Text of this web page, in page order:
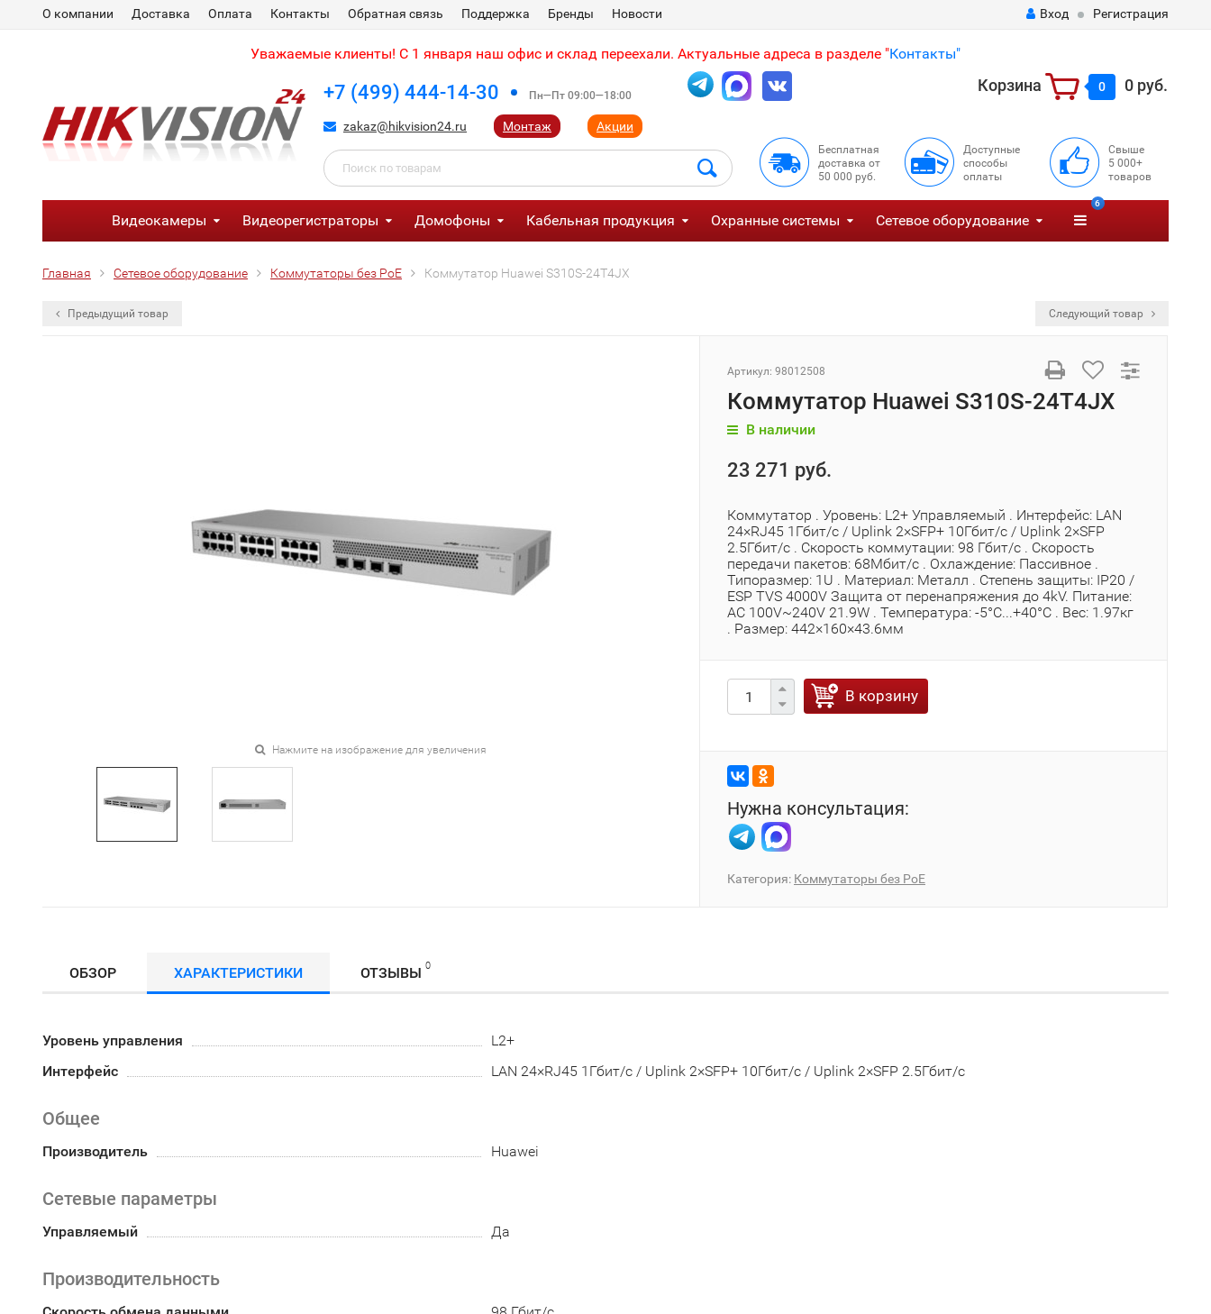
О компании Доставка Оплата Контакты Обратная связь Поддержка Бренды Новости Вход Регистрация
Уважаемые клиенты! С 1 января наш офис и склад переехали. Актуальные адреса в разделе "Контакты"
+7 (499) 444-14-30 Пн—Пт 09:00—18:00
zakaz@hikvision24.ru Монтаж Акции
Корзина 0 0 руб.
Бесплатная
доставка от
50 000 руб.
Доступные
способы
оплаты
Свыше
5 000+
товаров
Видеокамеры Видеорегистраторы Домофоны Кабельная продукция Охранные системы Сетевое оборудование
6
Главная Сетевое оборудование Коммутаторы без PoE Коммутатор Huawei S310S-24T4JX
Предыдущий товар Следующий товар
Нажмите на изображение для увеличения
Артикул: 98012508
Коммутатор Huawei S310S-24T4JX
В наличии
23 271 руб.
Коммутатор . Уровень: L2+ Управляемый . Интерфейс: LAN
24×RJ45 1Гбит/с / Uplink 2×SFP+ 10Гбит/с / Uplink 2×SFP
2.5Гбит/с . Скорость коммутации: 98 Гбит/с . Скорость
передачи пакетов: 68Мбит/с . Охлаждение: Пассивное .
Типоразмер: 1U . Материал: Металл . Степень защиты: IP20 /
ESP TVS 4000V Защита от перенапряжения до 4kV. Питание:
AC 100V~240V 21.9W . Температура: -5°C...+40°C . Вес: 1.97кг
. Размер: 442×160×43.6мм
В корзину
Нужна консультация:
Категория: Коммутаторы без PoE
ОБЗОР ХАРАКТЕРИСТИКИ ОТЗЫВЫ 0
Уровень управления
L2+
Интерфейс
LAN 24×RJ45 1Гбит/с / Uplink 2×SFP+ 10Гбит/с / Uplink 2×SFP 2.5Гбит/с
Общее
Производитель Huawei
Сетевые параметры
Управляемый Да
Производительность